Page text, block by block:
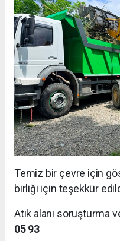
Temiz bir çevre için
birliği için teşekkür
Atık alanı soruşturma
05 93